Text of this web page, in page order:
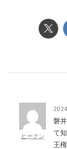
ヒークン
磐
て
王